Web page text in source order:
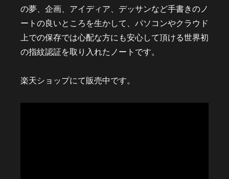
の夢、企画、アイディア、デッサンなど手書きのノ
ートの良いところを生かして、パソコンやクラウド
上での保存では心配な方にも安心して頂ける世界初
の指紋認証を取り入れたノートです。
楽天ショップにて販売中です。